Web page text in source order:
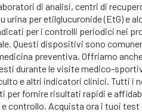
di analisi, centri di
per etilglucuronide (EtG) e
per i controlli periodici nei
Questi dispositivi sono
preventiva. Offriamo
durante le visite medico-
e altri indicatori clinici. Tutti i
fornire risultati rapidi e
controllo. Acquista ora i tuoi